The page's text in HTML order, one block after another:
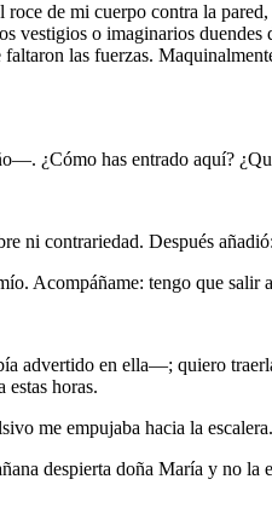
de mi cuerpo contra la
vestigios o imaginarios
las fuerzas.
¿Cómo has entrado aquí?
ni contrariedad. Después añadió:
Acompáñame: tengo que salir
en ella—; quiero traerla
estas horas.
me empujaba hacia la escalera.
despierta doña María y no la